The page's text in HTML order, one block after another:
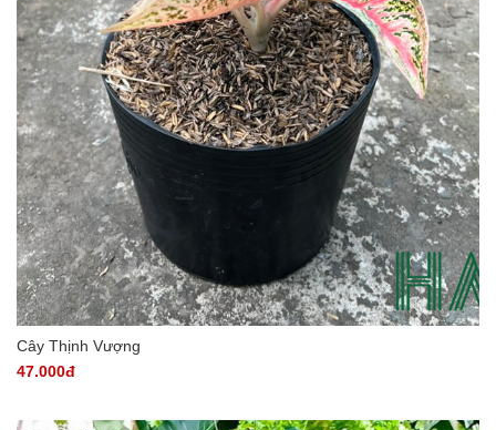
Cây Thịnh Vượng
47.000đ